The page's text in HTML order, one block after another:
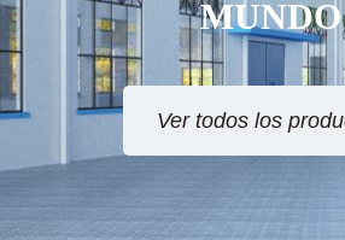
MUNDO
Ver todos los productos